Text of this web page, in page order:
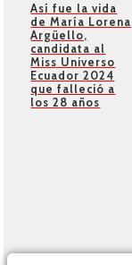
Así fue la vida
de María Lorena
Argüello,
candidata al
Miss Universo
Ecuador 2024
que falleció a
los 28 años